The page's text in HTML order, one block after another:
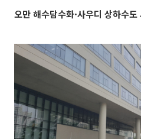
오만 해수담수화·사우디 상하수